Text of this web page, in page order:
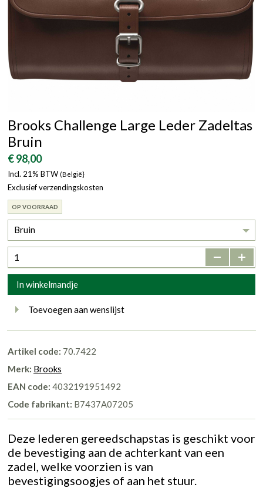
Brooks Challenge Large Leder Zadeltas
Bruin
€ 98,00
Incl. 21% BTW (België}
Exclusief verzendingskosten
OP VOORRAAD
Bruin
- +
In winkelmandje
Toevoegen aan wenslijst
Artikel code: 70.7422
Merk: Brooks
EAN code: 4032191951492
Code fabrikant: B7437A07205
Deze lederen gereedschapstas is geschikt voor
de bevestiging aan de achterkant van een
zadel, welke voorzien is van
bevestigingsoogjes of aan het stuur.